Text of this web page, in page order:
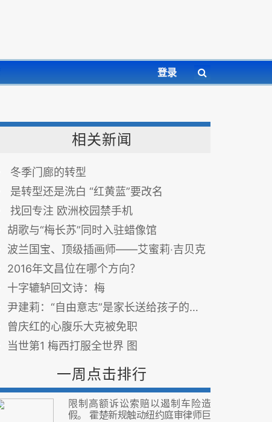
登录
相关新闻
冬季门廊的转型
是转型还是洗白 “红黄蓝”要改名
找回专注 欧洲校园禁手机
胡歌与“梅长苏”同时入驻蜡像馆
波兰国宝、顶级插画师——艾蜜莉‧吉贝克
2016年文昌位在哪个方向？
十字辘轳回文诗：梅
尹建莉：“自由意志”是家长送给孩子的最大奢侈品
曾庆红的心腹乐大克被免职
当世第1 梅西打服全世界 图
一周点击排行
限制高额诉讼索赔以遏制车险造
假。 霍楚新规触动纽约庭审律师巨